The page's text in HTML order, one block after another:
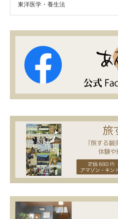
東洋医学・養生法